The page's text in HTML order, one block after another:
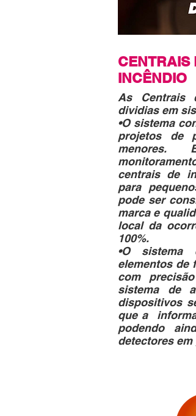
CENTRAIS
INCÊNDIO
As Centrais
dividias em
•O sistema
projetos de
menores.
centrais de
para
pode ser
marca e
local da
100%.
•O sistema
elementos de
com
sistema de
dispositivos
que a
podendo
detectores